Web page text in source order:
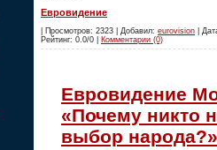
Евровидение
| Просмотров: 2323 | Добавил: eurovision |
Рейтинг: 0.0/0 | Комментарии (0)
Евровидение
«Почему никто
выбор народа?»